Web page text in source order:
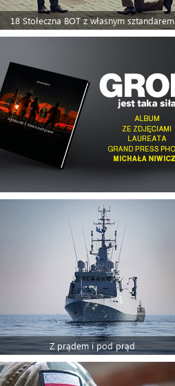
18 Stołeczna BOT z własnym sztandarem
Z prądem i pod prąd